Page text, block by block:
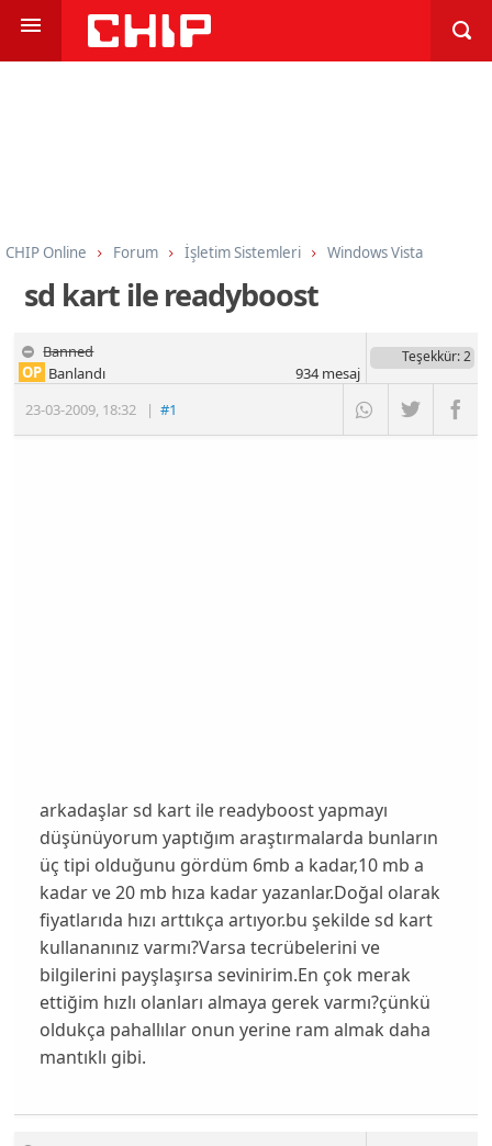
CHIP Online Forum İşletim Sistemleri Windows Vista
sd kart ile readyboost
Banned
23-03-2009, 18:32 |#1
OP Banlandı
Teşekkür: 2
934mesaj
arkadaşlar sd kart ile readyboost yapmayı
düşünüyorum yaptığım araştırmalarda bunların
üç tipi olduğunu gördüm 6mb a kadar,10 mb a
kadar ve 20 mb hıza kadar yazanlar.Doğal olarak
fiyatlarıda hızı arttıkça artıyor.bu şekilde sd kart
kullananınız varmı?Varsa tecrübelerini ve
bilgilerini payşlaşırsa sevinirim.En çok merak
ettiğim hızlı olanları almaya gerek varmı?çünkü
oldukça pahallılar onun yerine ram almak daha
mantıklı gibi.